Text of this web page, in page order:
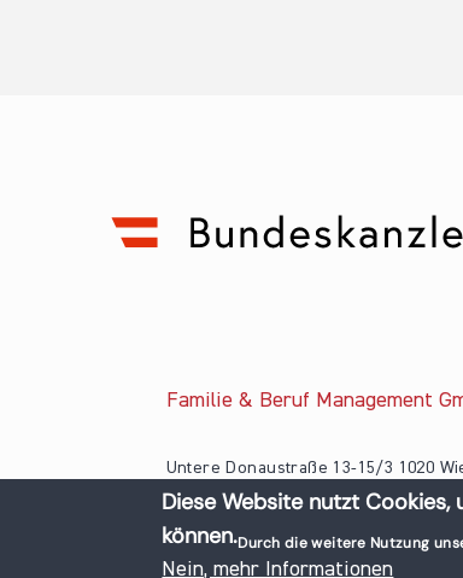
Familie & Beruf Management
Untere Donaustraße 13-15/3 1020
+43 1 218 50 70
office@familieundberuf.at
© 2026 Familie und Beruf All rights reserved.
Diese Website nutzt
können.Durch die weitere Nutzung
Nein, mehr Informationen